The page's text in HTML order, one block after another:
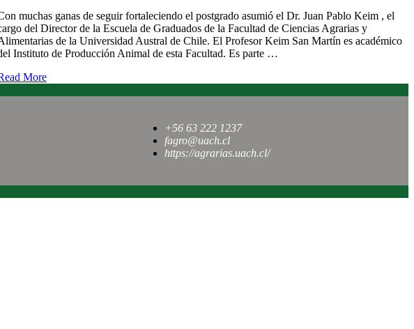
muchas ganas de seguir fortaleciendo el postgrado asumió el Dr. Juan Pablo Keim , el
del Director de la Escuela de Graduados de la Facultad de Ciencias Agrarias y
de la Universidad Austral de Chile. El Profesor Keim San Martín es académico
Instituto de Producción Animal de esta Facultad. Es parte …
More
+56 63 222 1237
fagro@uach.cl
https://agrarias.uach.cl/